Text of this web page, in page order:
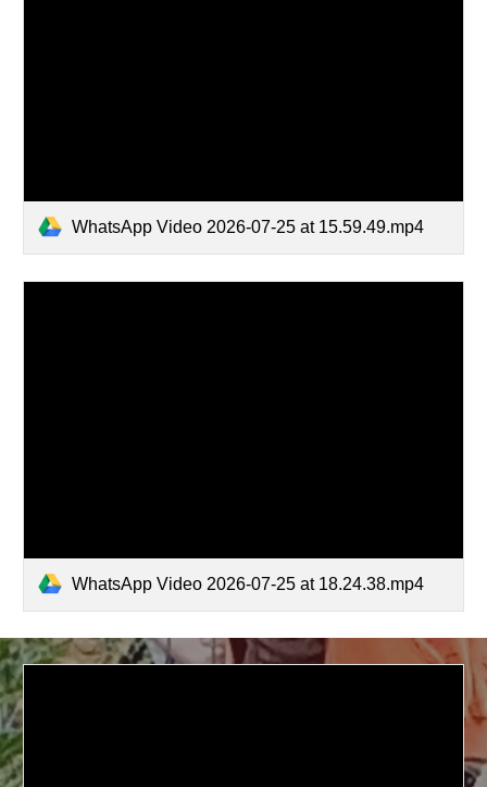
WhatsApp Video 2026-07-25 at 15.59.49.mp4
WhatsApp Video 2026-07-25 at 18.24.38.mp4